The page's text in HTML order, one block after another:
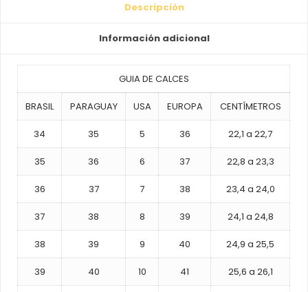
Descripción
Información adicional
GUIA DE CALCES
BRASIL PARAGUAY USA EUROPA CENTÍMETROS
34 35 5 36 22,1 a 22,7
35 36 6 37 22,8 a 23,3
36 37 7 38 23,4 a 24,0
37 38 8 39 24,1 a 24,8
38 39 9 40 24,9 a 25,5
39 40 10 41 25,6 a 26,1